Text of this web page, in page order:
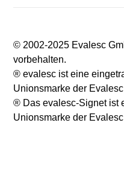
© 2002-2025 Evalesc
vorbehalten.
® evalesc ist eine
Unionsmarke der
® Das evalesc-Signet ist
Unionsmarke der